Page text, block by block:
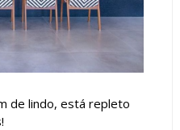
de lindo, está repleto